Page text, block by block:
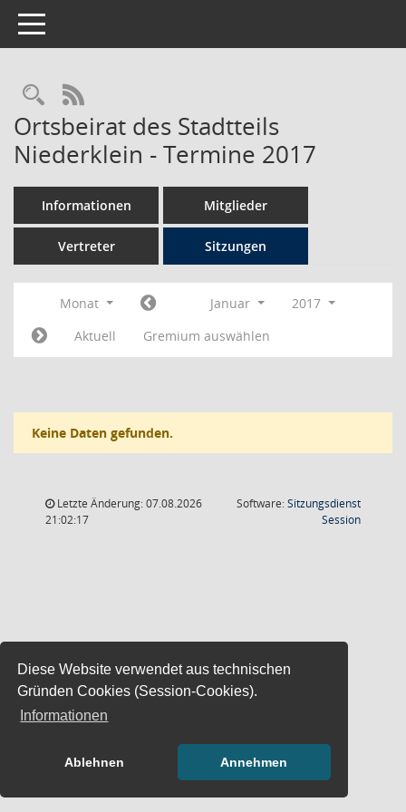
Diese Website verwendet aus technischen
Gründen Cookies (Session-Cookies).
Informationen
Ablehnen Annehmen
Toggle navigation
Rechercheauswahl
RSS-Feed
Ortsbeirat des Stadtteils
Niederklein - Termine 2017
Informationen Mitglieder
Vertreter Sitzungen
Monat Januar
2017
Aktuell
Gremium auswählen
Keine Daten gefunden.
Letzte Änderung: 07.08.2026
21:02:17
Software:Sitzungsdienst
Session(Wird in